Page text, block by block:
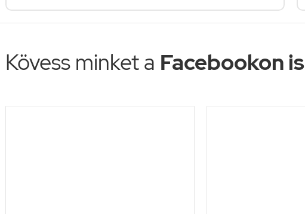
Kövess minket a Facebookon is